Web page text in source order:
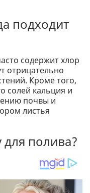
подходит
содержит хлор
отрицательно
Кроме того,
солей кальция и
почвы и
листья
для полива?